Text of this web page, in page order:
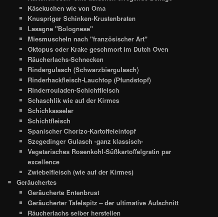
Käsekuchen wie von Oma
Knuspriger Schinken-Krustenbraten
Lasagne "Bolognese"
Miesmuscheln nach "französischer Art"
Oktopus oder Krake geschmort im Dutch Oven
Räucherlachs-Schnecken
Rindergulasch (Schwarzbiergulasch)
Rinderhackfleisch-Lauchtop (Pfundstopf)
Rinderrouladen-Schichtfleisch
Schaschlik wie auf der Kirmes
Schichkasseler
Schichtfleisch
Spanischer Chorizo-Kartoffeleintopf
Szegedinger Gulasch -ganz klassisch-
Vegetarisches Rosenkohl-Süßkartoffelgratin par
excellence
Zwiebelfleisch (wie auf der Kirmes)
Geräuchertes
Geräucherte Entenbrust
Geräucherter Tafelspitz – der ultimative Aufschnitt
Räucherlachs selber herstellen